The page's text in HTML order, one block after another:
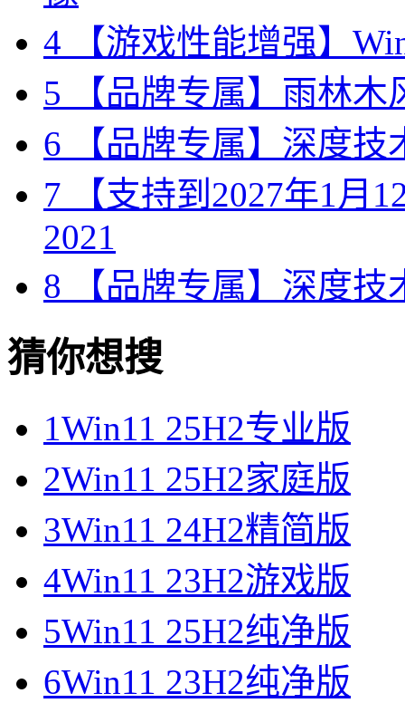
4 【游戏性能增强】
5 【品牌专属】雨林木
6 【品牌专属】深度技
7 【支持到2027年1月
2021
8 【品牌专属】深度技
猜你想搜
1Win11 25H2专业版
2Win11 25H2家庭版
3Win11 24H2精简版
4Win11 23H2游戏版
5Win11 25H2纯净版
6Win11 23H2纯净版